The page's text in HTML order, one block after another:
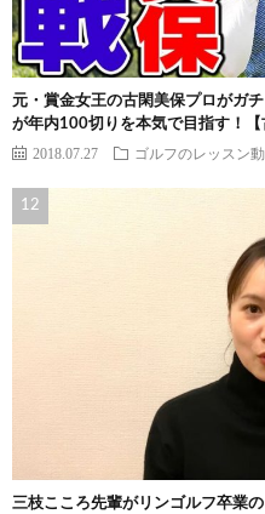
元・賞金女王の古閑美保プロがガ
が年内100切りを本気で目指す！【
2018.07.27 ゴルフのレッスン
三枝こころ先輩がリンゴルフ卒業